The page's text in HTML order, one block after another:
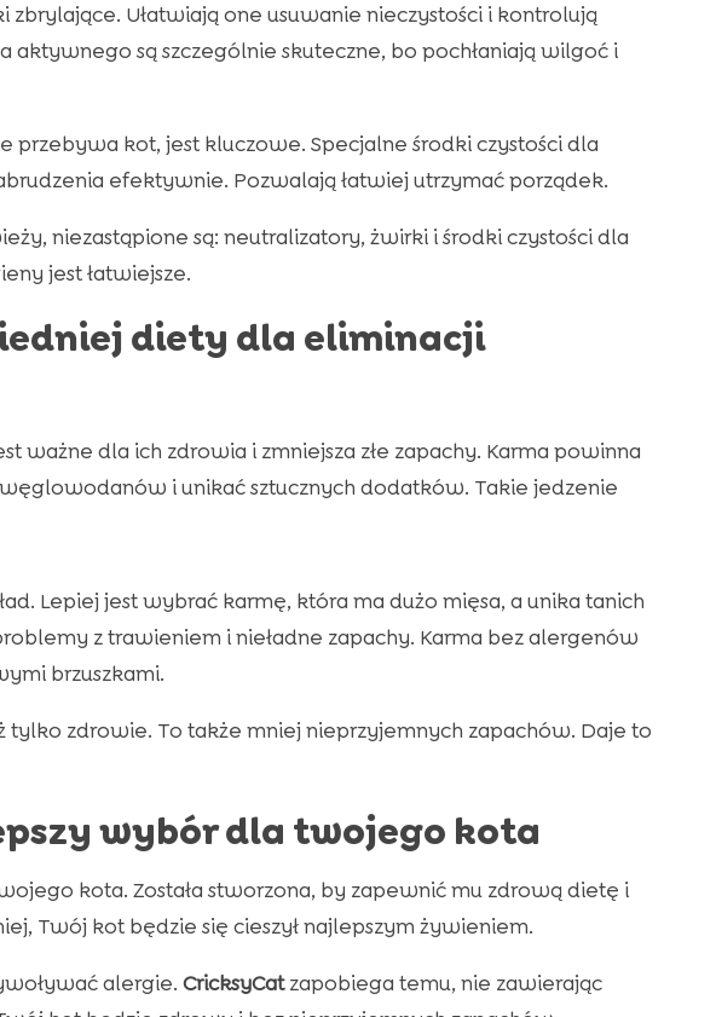
Ułatwiają one usuwanie nieczystości i kontrolują
aktywnego są szczególnie skuteczne, bo pochłaniają wilgoć i
przebywa kot, jest kluczowe. Specjalne środki czystości dla
efektywnie. Pozwalają łatwiej utrzymać porządek.
niezastąpione są: neutralizatory, żwirki i środki czystości dla
jest łatwiejsze.
diety dla eliminacji
ważne dla ich zdrowia i zmniejsza złe zapachy. Karma powinna
i unikać sztucznych dodatków. Takie jedzenie
Lepiej jest wybrać karmę, która ma dużo mięsa, a unika tanich
z trawieniem i nieładne zapachy. Karma bez alergenów
brzuszkami.
zdrowie. To także mniej nieprzyjemnych zapachów. Daje to
wybór dla twojego kota
kota. Została stworzona, by zapewnić mu zdrową dietę i
Twój kot będzie się cieszył najlepszym żywieniem.
alergie. CricksyCatzapobiega temu, nie zawierając